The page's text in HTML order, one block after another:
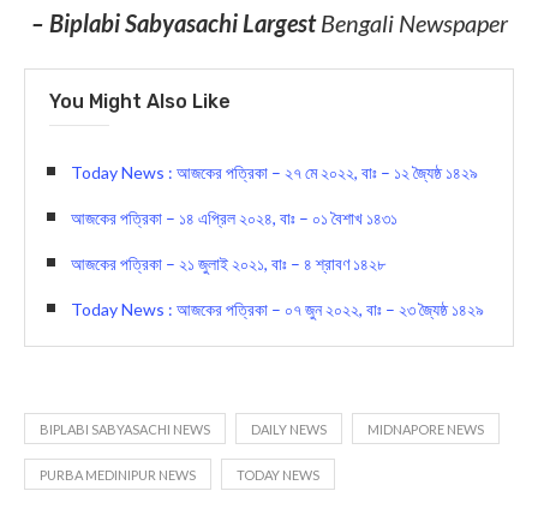
– Biplabi Sabyasachi LargestBengali Newspaper
You Might Also Like
Today News : আজকের পত্রিকা – ২৭ মে ২০২২, বাঃ – ১২ জ্যৈষ্ঠ ১৪২৯
আজকের পত্রিকা – ১৪ এপ্রিল ২০২৪, বাঃ – ০১ বৈশাখ ১৪৩১
আজকের পত্রিকা – ২১ জুলাই ২০২১, বাঃ – ৪ শ্রাবণ ১৪২৮
Today News : আজকের পত্রিকা – ০৭ জুন ২০২২, বাঃ – ২৩ জ্যৈষ্ঠ ১৪২৯
BIPLABI SABYASACHI NEWS DAILY NEWS MIDNAPORE NEWS
PURBA MEDINIPUR NEWS TODAY NEWS